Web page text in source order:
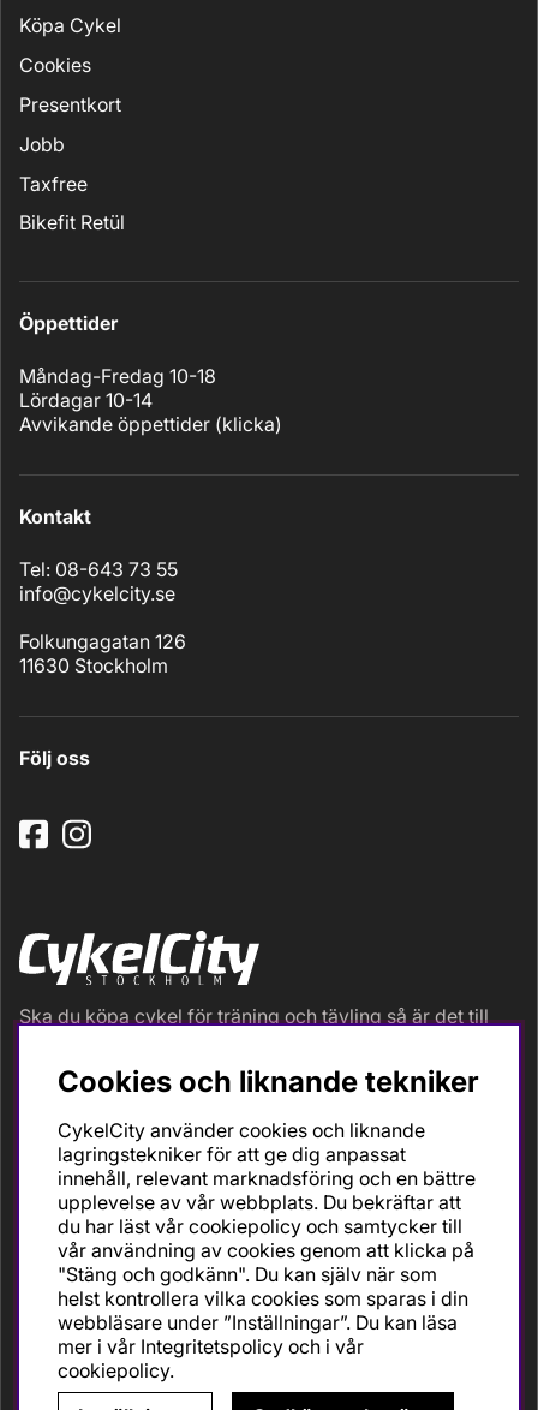
Köpa Cykel
Cookies
Presentkort
Jobb
Taxfree
Bikefit Retül
Öppettider
Måndag-Fredag 10-18
Lördagar 10-14
Avvikande öppettider (klicka)
Kontakt
Tel: 08-643 73 55
info@cykelcity.se
Folkungagatan 126
11630 Stockholm
Följ oss
Ska du köpa cykel för träning och tävling så är det till
Vi är en mycket personlig cykelaffär med hög
servicegrad och alla vi som jobbar är inbitna cyklister
och dess produkter. Gör din bästa cykelaffär på
CykelCity!
Cookies och liknande tekniker
CykelCity använder cookies och liknande
lagringstekniker för att ge dig anpassat
innehåll, relevant marknadsföring och en bättre
upplevelse av vår webbplats. Du bekräftar att
du har läst vår cookiepolicy och samtycker till
vår användning av cookies genom att klicka på
"Stäng och godkänn". Du kan själv när som
helst kontrollera vilka cookies som sparas i din
webbläsare under ”Inställningar”. Du kan läsa
mer i vår Integritetspolicy och i vår
cookiepolicy.